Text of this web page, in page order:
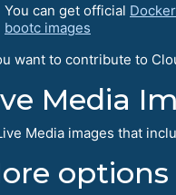
You can get official Docker
bootc images
want to contribute to
Media
Media images that
options